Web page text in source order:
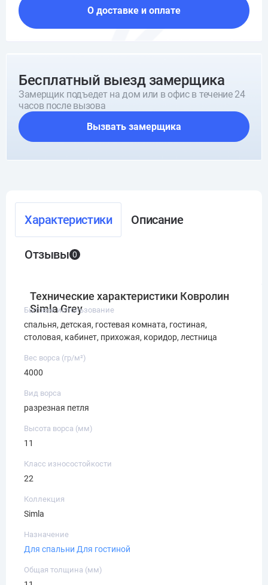
О доставке и оплате
Бесплатный выезд замерщика
Замерщик подъедет на дом или в офис в течение 24
часов после вызова
Вызвать замерщика
Характеристики Описание
Отзывы 0
Технические характеристики Ковролин
Simla Grey
Бытовое использование
спальня, детская, гостевая комната, гостиная,
столовая, кабинет, прихожая, коридор, лестница
Вес ворса (гр/м²)
4000
Вид ворса
разрезная петля
Высота ворса (мм)
11
Класс износостойкости
22
Коллекция
Simla
Назначение
Для спальни Для гостиной
Общая толщина (мм)